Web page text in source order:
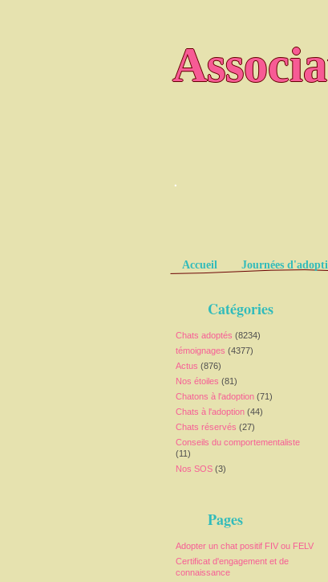
.
Pages
Accueil Journées
Catégories
Chats adoptés (8234)
témoignages (4377)
Actus (876)
Nos étoiles (81)
Chatons à l'adoption (71)
Chats à l'adoption (44)
Chats réservés (27)
Conseils du comportementaliste
(11)
Nos SOS (3)
Pages
Adopter un chat positif FIV ou FELV
Certificat d'engagement et de
connaissance